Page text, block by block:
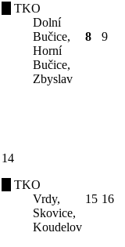
TKO
Dolní
Bučice,
Horní
Bučice,
Zbyslav
8 9
14
TKO
Vrdy,
Skovice,
Koudelov
15 16